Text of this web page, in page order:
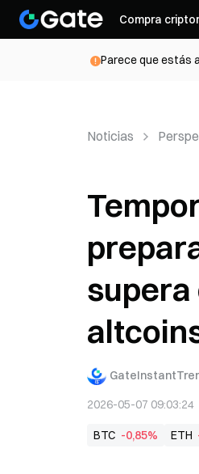
Compra
Parece que estás
Noticias
supera
2026-05-07 09:03:24
BTC -0,85% ETH